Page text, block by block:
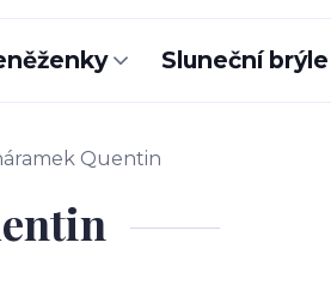
Sluneční brýle
Quentin